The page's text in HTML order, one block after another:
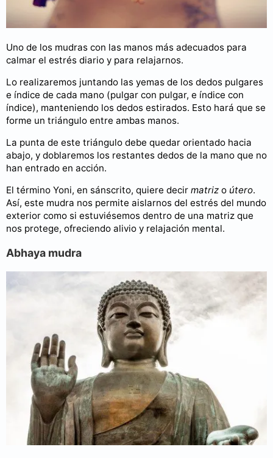
Uno de los mudras con las manos más adecuados para
calmar el estrés diario y para relajarnos.
Lo realizaremos juntando las yemas de los dedos pulgares
e índice de cada mano (pulgar con pulgar, e índice con
índice), manteniendo los dedos estirados. Esto hará que se
forme un triángulo entre ambas manos.
La punta de este triángulo debe quedar orientado hacia
abajo, y doblaremos los restantes dedos de la mano que no
han entrado en acción.
El término Yoni, en sánscrito, quiere decir matriz o útero.
Así, este mudra nos permite aislarnos del estrés del mundo
exterior como si estuviésemos dentro de una matriz que
nos protege, ofreciendo alivio y relajación mental.
Abhaya mudra